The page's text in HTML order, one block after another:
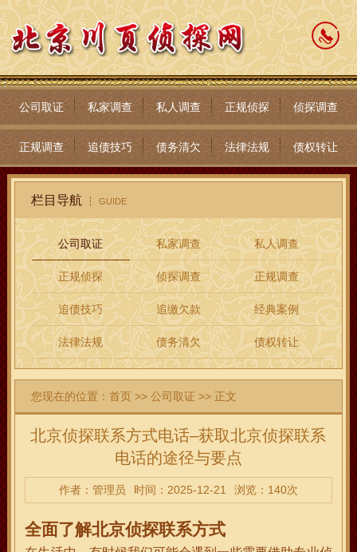
公司取证 私家调查 私人调查 正规侦探 侦探调查
正规调查 追债技巧 债务清欠 法律法规 债权转让
栏目导航 GUIDE
公司取证 私家调查 私人调查
正规侦探 侦探调查 正规调查
追债技巧 追缴欠款 经典案例
法律法规 债务清欠 债权转让
您现在的位置：首页 >>公司取证 >> 正文
北京侦探联系方式电话–获取北京侦探联系
电话的途径与要点
作者：管理员 时间：2025-12-21 浏览：140次
全面了解北京侦探联系方式